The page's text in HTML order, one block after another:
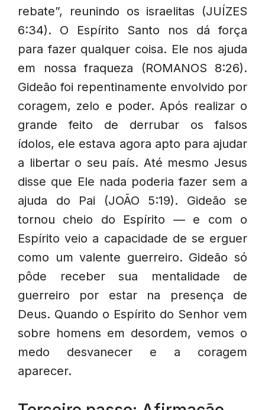
rebate”, reunindo os israelitas (JUÍZES
6:34). O Espírito Santo nos dá força
para fazer qualquer coisa. Ele nos ajuda
em nossa fraqueza (ROMANOS 8:26).
Gideão foi repentinamente envolvido por
coragem, zelo e poder. Após realizar o
grande feito de derrubar os falsos
ídolos, ele estava agora apto para ajudar
a libertar o seu país. Até mesmo Jesus
disse que Ele nada poderia fazer sem a
ajuda do Pai (JOÃO 5:19). Gideão se
tornou cheio do Espírito — e com o
Espírito veio a capacidade de se erguer
como um valente guerreiro. Gideão só
pôde receber sua mentalidade de
guerreiro por estar na presença de
Deus. Quando o Espírito do Senhor vem
sobre homens em desordem, vemos o
medo desvanecer e a coragem
aparecer.